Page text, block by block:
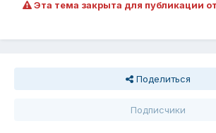
Эта тема закрыта для публикации
Поделиться
Подписчики